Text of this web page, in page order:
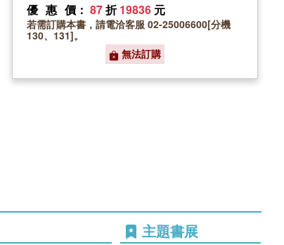
優惠價 ： 87折19836 元
若需訂購本書，請電洽客服 02-25006600[分機
130、131]。
無法訂購
主題書展